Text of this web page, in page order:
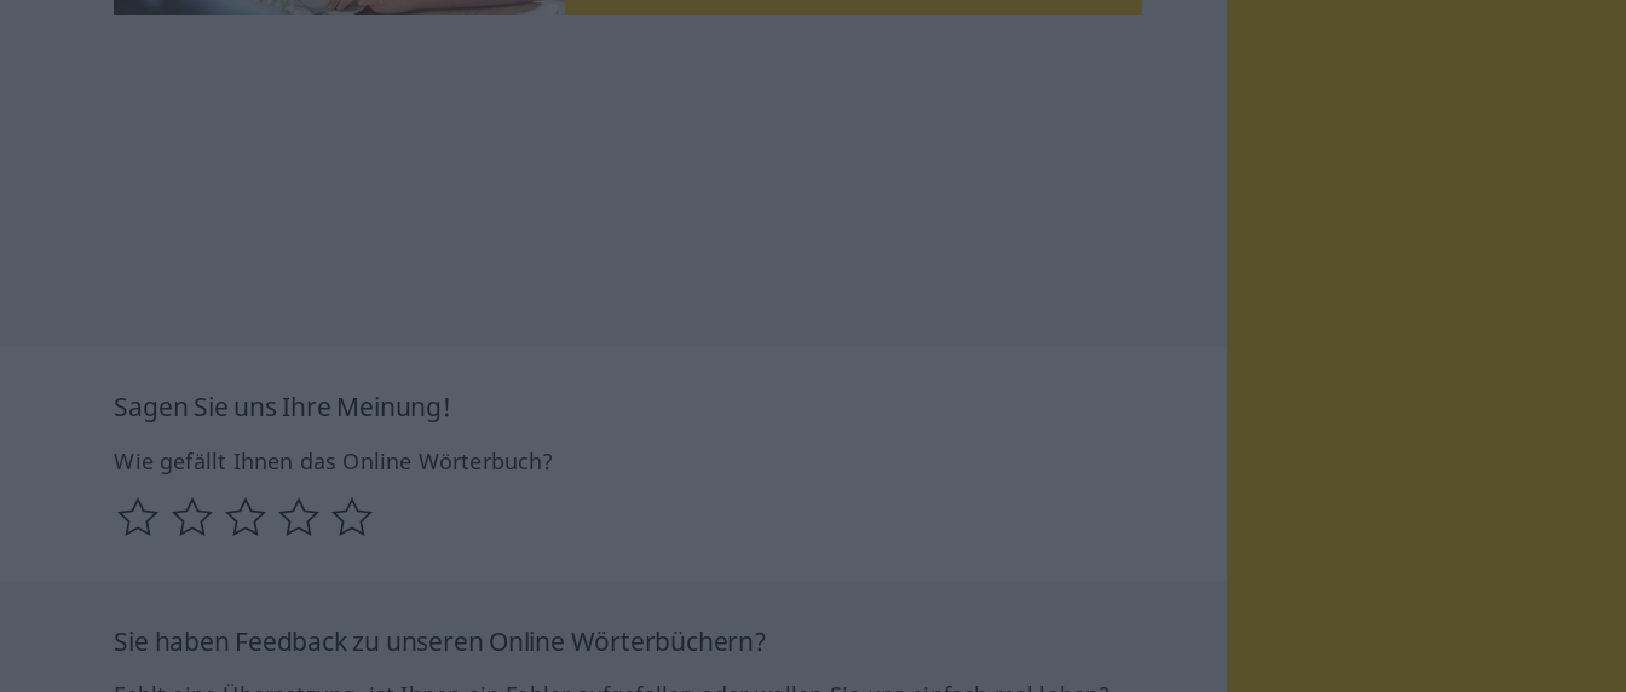
Sagen Sie uns Ihre Meinung!
Wie gefällt Ihnen das Online Wörterbuch?
Sie haben Feedback zu unseren Online Wörterbüchern?